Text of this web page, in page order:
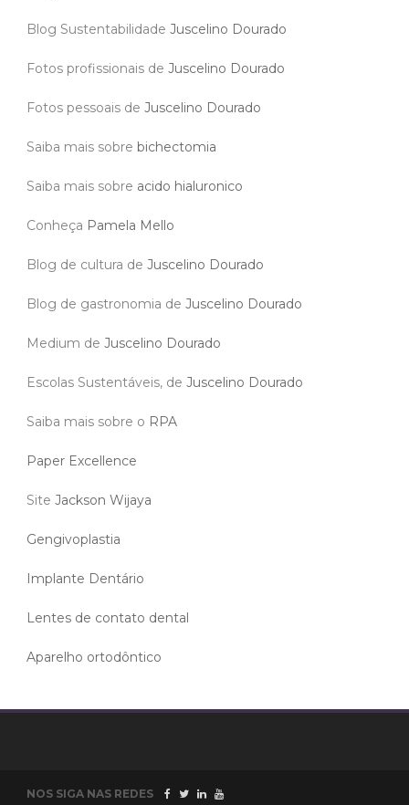
Blog Sustentabilidade Juscelino Dourado
Fotos profissionais de Juscelino Dourado
Fotos pessoais de Juscelino Dourado
Saiba mais sobre bichectomia
Saiba mais sobre acido hialuronico
Conheça Pamela Mello
Blog de cultura de Juscelino Dourado
Blog de gastronomia de Juscelino Dourado
Medium de Juscelino Dourado
Escolas Sustentáveis, de Juscelino Dourado
Saiba mais sobre o RPA
Paper Excellence
Site Jackson Wijaya
Gengivoplastia
Implante Dentário
Lentes de contato dental
Aparelho ortodôntico
NOS SIGA NAS REDES